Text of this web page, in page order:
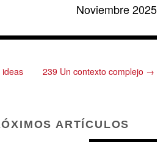
Noviembre 2025
239 Un contexto complejo →
ARTÍCULOS